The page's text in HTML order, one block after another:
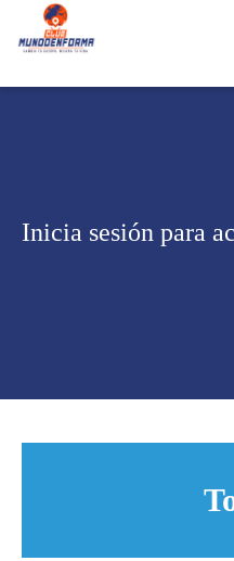
Inicia sesión para